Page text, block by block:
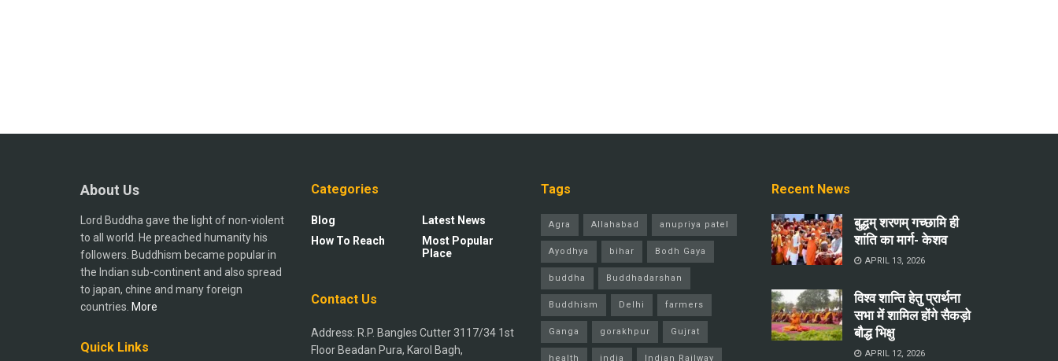
About Us
Lord Buddha gave the light of non-violent
to all world. He preached humanity his
followers. Buddhism became popular in
the Indian sub-continent and also spread
to japan, chine and many foreign
countries. More
Quick Links
Categories
Blog
How To Reach
Latest News
Most Popular
Place
Contact Us
Address: R.P. Bangles Cutter 3117/34 1st
Floor Beadan Pura, Karol Bagh,
Tags
Agra Allahabad anupriya patel
Ayodhya bihar Bodh Gaya
buddha Buddhadarshan
Buddhism Delhi farmers
Ganga gorakhpur Gujrat
health india Indian Railway
Recent News
बुद्धम् शरणम् गच्छामि ही
शांति का मार्ग- केशव
APRIL 13, 2026
विश्व शान्ति हेतु प्रार्थना
सभा में शामिल होंगे सैकड़ो
बौद्ध भिक्षु
APRIL 12, 2026